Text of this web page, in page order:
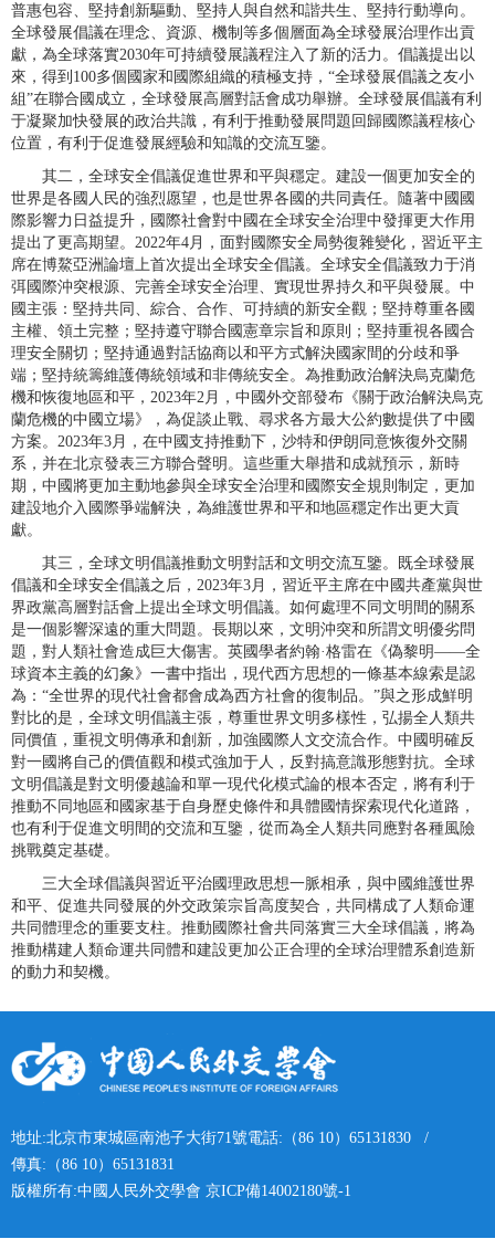
普惠包容、堅持創新驅動、堅持人與自然和諧共生、堅持行動導向。
全球發展倡議在理念、資源、機制等多個層面為全球發展治理作出貢
獻，為全球落實2030年可持續發展議程注入了新的活力。倡議提出以
來，得到100多個國家和國際組織的積極支持，“全球發展倡議之友小
組”在聯合國成立，全球發展高層對話會成功舉辦。全球發展倡議有利
于凝聚加快發展的政治共識，有利于推動發展問題回歸國際議程核心
位置，有利于促進發展經驗和知識的交流互鑒。
其二，全球安全倡議促進世界和平與穩定。建設一個更加安全的
世界是各國人民的強烈愿望，也是世界各國的共同責任。隨著中國國
際影響力日益提升，國際社會對中國在全球安全治理中發揮更大作用
提出了更高期望。2022年4月，面對國際安全局勢復雜變化，習近平主
席在博鰲亞洲論壇上首次提出全球安全倡議。全球安全倡議致力于消
弭國際沖突根源、完善全球安全治理、實現世界持久和平與發展。中
國主張：堅持共同、綜合、合作、可持續的新安全觀；堅持尊重各國
主權、領土完整；堅持遵守聯合國憲章宗旨和原則；堅持重視各國合
理安全關切；堅持通過對話協商以和平方式解決國家間的分歧和爭
端；堅持統籌維護傳統領域和非傳統安全。為推動政治解決烏克蘭危
機和恢復地區和平，2023年2月，中國外交部發布《關于政治解決烏克
蘭危機的中國立場》，為促談止戰、尋求各方最大公約數提供了中國
方案。2023年3月，在中國支持推動下，沙特和伊朗同意恢復外交關
系，并在北京發表三方聯合聲明。這些重大舉措和成就預示，新時
期，中國將更加主動地參與全球安全治理和國際安全規則制定，更加
建設地介入國際爭端解決，為維護世界和平和地區穩定作出更大貢
獻。
其三，全球文明倡議推動文明對話和文明交流互鑒。既全球發展
倡議和全球安全倡議之后，2023年3月，習近平主席在中國共產黨與世
界政黨高層對話會上提出全球文明倡議。如何處理不同文明間的關系
是一個影響深遠的重大問題。長期以來，文明沖突和所謂文明優劣問
題，對人類社會造成巨大傷害。英國學者約翰·格雷在《偽黎明——全
球資本主義的幻象》一書中指出，現代西方思想的一條基本線索是認
為：“全世界的現代社會都會成為西方社會的復制品。”與之形成鮮明
對比的是，全球文明倡議主張，尊重世界文明多樣性，弘揚全人類共
同價值，重視文明傳承和創新，加強國際人文交流合作。中國明確反
對一國將自己的價值觀和模式強加于人，反對搞意識形態對抗。全球
文明倡議是對文明優越論和單一現代化模式論的根本否定，將有利于
推動不同地區和國家基于自身歷史條件和具體國情探索現代化道路，
也有利于促進文明間的交流和互鑒，從而為全人類共同應對各種風險
挑戰奠定基礎。
三大全球倡議與習近平治國理政思想一脈相承，與中國維護世界
和平、促進共同發展的外交政策宗旨高度契合，共同構成了人類命運
共同體理念的重要支柱。推動國際社會共同落實三大全球倡議，將為
推動構建人類命運共同體和建設更加公正合理的全球治理體系創造新
的動力和契機。
地址:北京市東城區南池子大街71號電話:（86 10）65131830 /
傳真: （86 10）65131831
版權所有:中國人民外交學會 京ICP備14002180號-1